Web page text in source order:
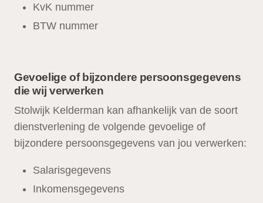
KvK nummer
BTW nummer
Gevoelige of bijzondere persoonsgegevens
die wij verwerken
Stolwijk Kelderman kan afhankelijk van de soort
dienstverlening de volgende gevoelige of
bijzondere persoonsgegevens van jou verwerken:
Salarisgegevens
Inkomensgegevens